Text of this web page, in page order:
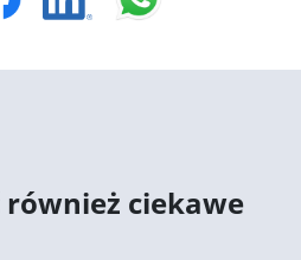
również ciekawe